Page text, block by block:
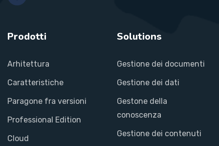
Prodotti
Arhitettura
Caratteristiche
Paragone fra versioni
Professional Edition
Cloud
Solutions
Gestione dei documenti
Gestione dei dati
Gestone della
conoscenza
Gestione dei contenuti